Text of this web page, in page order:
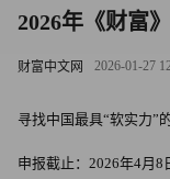
2026年《财富
财富中文网 2026-01-27
寻找中国最具“软实力”
申报截止：2026年4月8